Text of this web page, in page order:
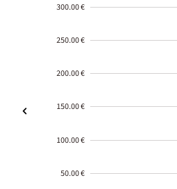
300.00 €
250.00 €
200.00 €
150.00 €
100.00 €
50.00 €